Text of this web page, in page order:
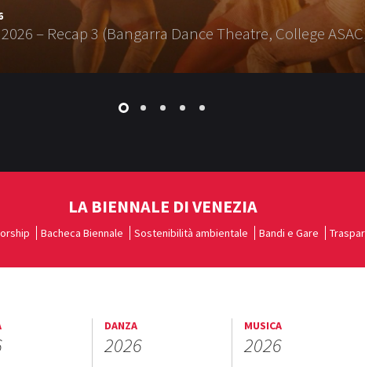
– Recap 3 (Bangarra Dance Theatre, College
LA BIENNALE DI VENEZIA
Bacheca Biennale Sostenibilità ambientale Bandi e Gare
DANZA
2026
MUSICA
2026